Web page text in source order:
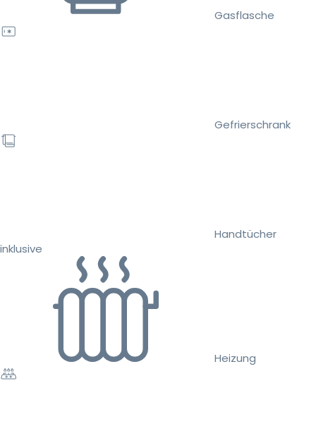
Gasflasche
Gefrierschrank
Handtücher
inklusive
Heizung